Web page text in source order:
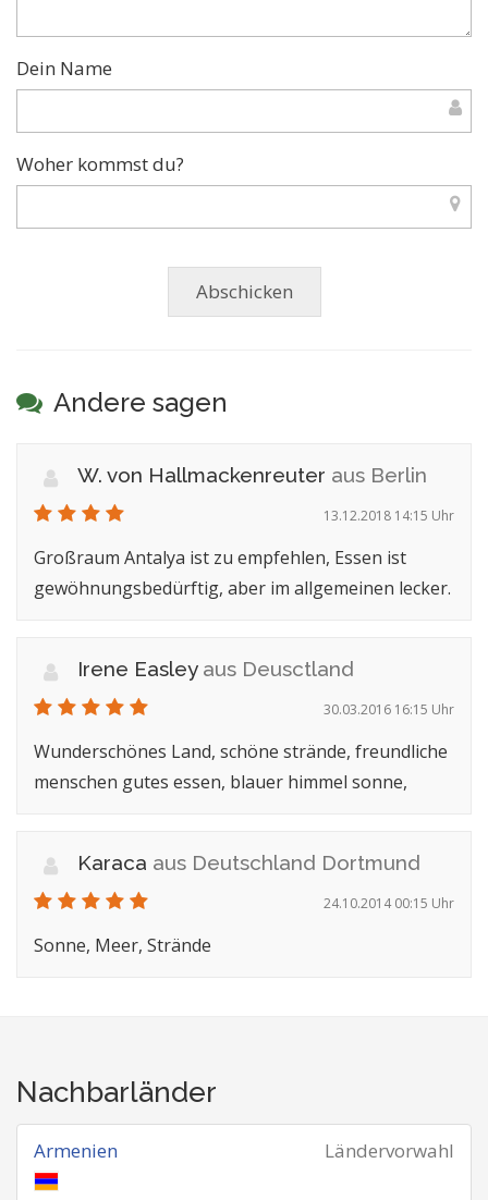
Dein Name
Woher kommst du?
Andere sagen
W. von Hallmackenreuter aus Berlin
13.12.2018 14:15 Uhr
Großraum Antalya ist zu empfehlen, Essen ist
gewöhnungsbedürftig, aber im allgemeinen lecker.
Irene Easley aus Deusctland
30.03.2016 16:15 Uhr
Wunderschönes Land, schöne strände, freundliche
menschen gutes essen, blauer himmel sonne,
Karaca aus Deutschland Dortmund
24.10.2014 00:15 Uhr
Sonne, Meer, Strände
Nachbarländer
Ländervorwahl
Armenien